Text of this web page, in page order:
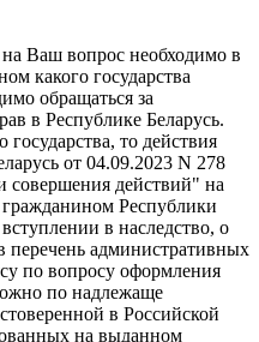
Ваш вопрос необходимо в
какого государства
обращаться за
в Республике Беларусь.
то действия
от 04.09.2023 N 278
совершения действий" на
Республики
в наследство, о
перечень административных
по вопросу оформления
по надлежаще
в Российской
на выданном